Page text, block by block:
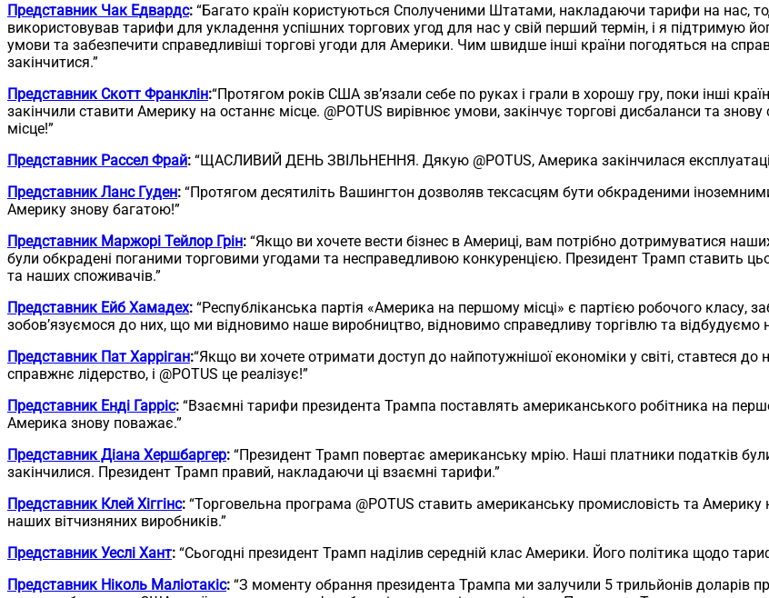
Представник Чак Едвардс: “Багато країн користуються Сполученими Штатами, накладаючи тарифи на нас,
використовував тарифи для укладення успішних торгових угод для нас у свій перший термін, і я підтримую
умови та забезпечити справедливіші торгові угоди для Америки. Чим швидше інші країни погодяться на
закінчитися.”
Представник Скотт Франклін:“Протягом років США зв’язали себе по руках і грали в хорошу гру, поки інші
закінчили ставити Америку на останнє місце. @POTUS вирівнює умови, закінчує торгові дисбаланси та
місце!”
Представник Рассел Фрай: “ЩАСЛИВИЙ ДЕНЬ ЗВІЛЬНЕННЯ. Дякую @POTUS, Америка закінчилася
Представник Ланс Гуден: “Протягом десятиліть Вашингтон дозволяв тексасцям бути обкраденими
Америку знову багатою!”
Представник Маржорі Тейлор Грін: “Якщо ви хочете вести бізнес в Америці, вам потрібно дотримуватися
були обкрадені поганими торговими угодами та несправедливою конкуренцією. Президент Трамп ставить
та наших споживачів.”
Представник Ейб Хамадех: “Республіканська партія «Америка на першому місці» є партією робочого класу,
зобов’язуємося до них, що ми відновимо наше виробництво, відновимо справедливу торгівлю та відбудуємо
Представник Пат Харріган:“Якщо ви хочете отримати доступ до найпотужнішої економіки у світі, ставтеся
справжнє лідерство, і @POTUS це реалізує!”
Представник Енді Гарріс: “Взаємні тарифи президента Трампа поставлять американського робітника на
Америка знову поважає.”
Представник Діана Хершбаргер: “Президент Трамп повертає американську мрію. Наші платники податків
закінчилися. Президент Трамп правий, накладаючи ці взаємні тарифи.”
Представник Клей Хіггінс: “Торговельна програма @POTUS ставить американську промисловість та
наших вітчизняних виробників.”
Представник Уеслі Хант: “Сьогодні президент Трамп наділив середній клас Америки. Його політика щодо
Представник Ніколь Маліотакіс: “З моменту обрання президента Трампа ми залучили 5 трильйонів доларів